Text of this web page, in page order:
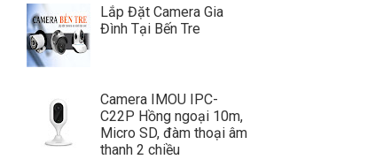
Lắp Đặt Camera Gia
Đình Tại Bến Tre
Camera IMOU IPC-
C22P Hồng ngoại 10m,
Micro SD, đàm thoại âm
thanh 2 chiều